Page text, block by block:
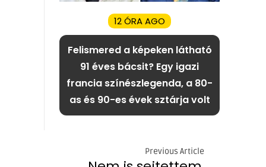
12 ÓRA AGO
Felismered a képeken látható
91 éves bácsit? Egy igazi
francia színészlegenda, a 80-
as és 90-es évek sztárja volt
Previous Article